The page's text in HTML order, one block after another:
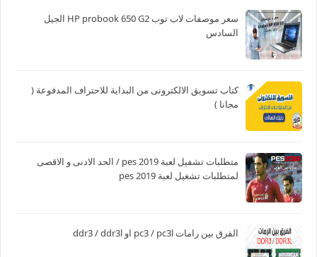
سعر موصفات لاب توب HP probook 650 G2 الجيل
السادس
كتاب تسويق الالكترونى من البداية للاحتراف المدفوعة (
مجانا )
متطلبات تشفيل لعبة pes 2019 / الحد الادنى و الاقصى
لمتطلبات تشغيل لعبة pes 2019
الفرق بين رامات pc3 / pc3l او ddr3 / ddr3l